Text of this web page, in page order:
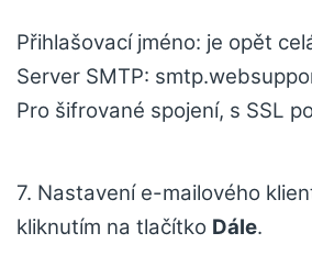
Přihlašovací jméno: je opět
Server SMTP:
Pro šifrované spojení, s SSL
7. Nastavení e-mailového
kliknutím na tlačítko Dále.